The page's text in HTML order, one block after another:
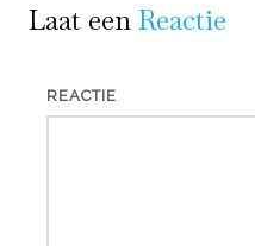
Laat een Reactie
REACTIE